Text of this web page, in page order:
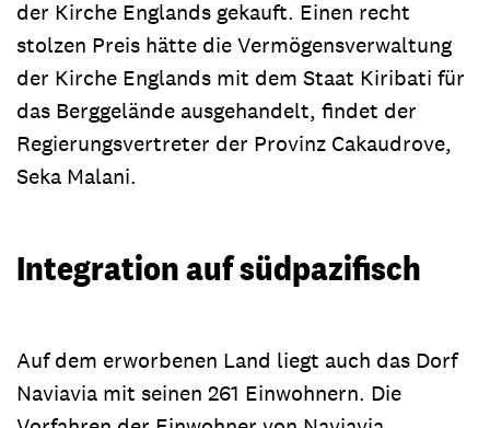
der Kirche Englands gekauft. Einen recht
stolzen Preis hätte die Vermögensverwaltung
der Kirche Englands mit dem Staat Kiribati für
das Berggelände ausgehandelt, findet der
Regierungsvertreter der Provinz Cakaudrove,
Seka Malani.
Integration auf südpazifisch
Auf dem erworbenen Land liegt auch das Dorf
Naviavia mit seinen 261 Einwohnern. Die